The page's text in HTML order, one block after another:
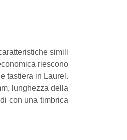
simili
riescono
tastiera in Laurel.
lunghezza della
con una timbrica